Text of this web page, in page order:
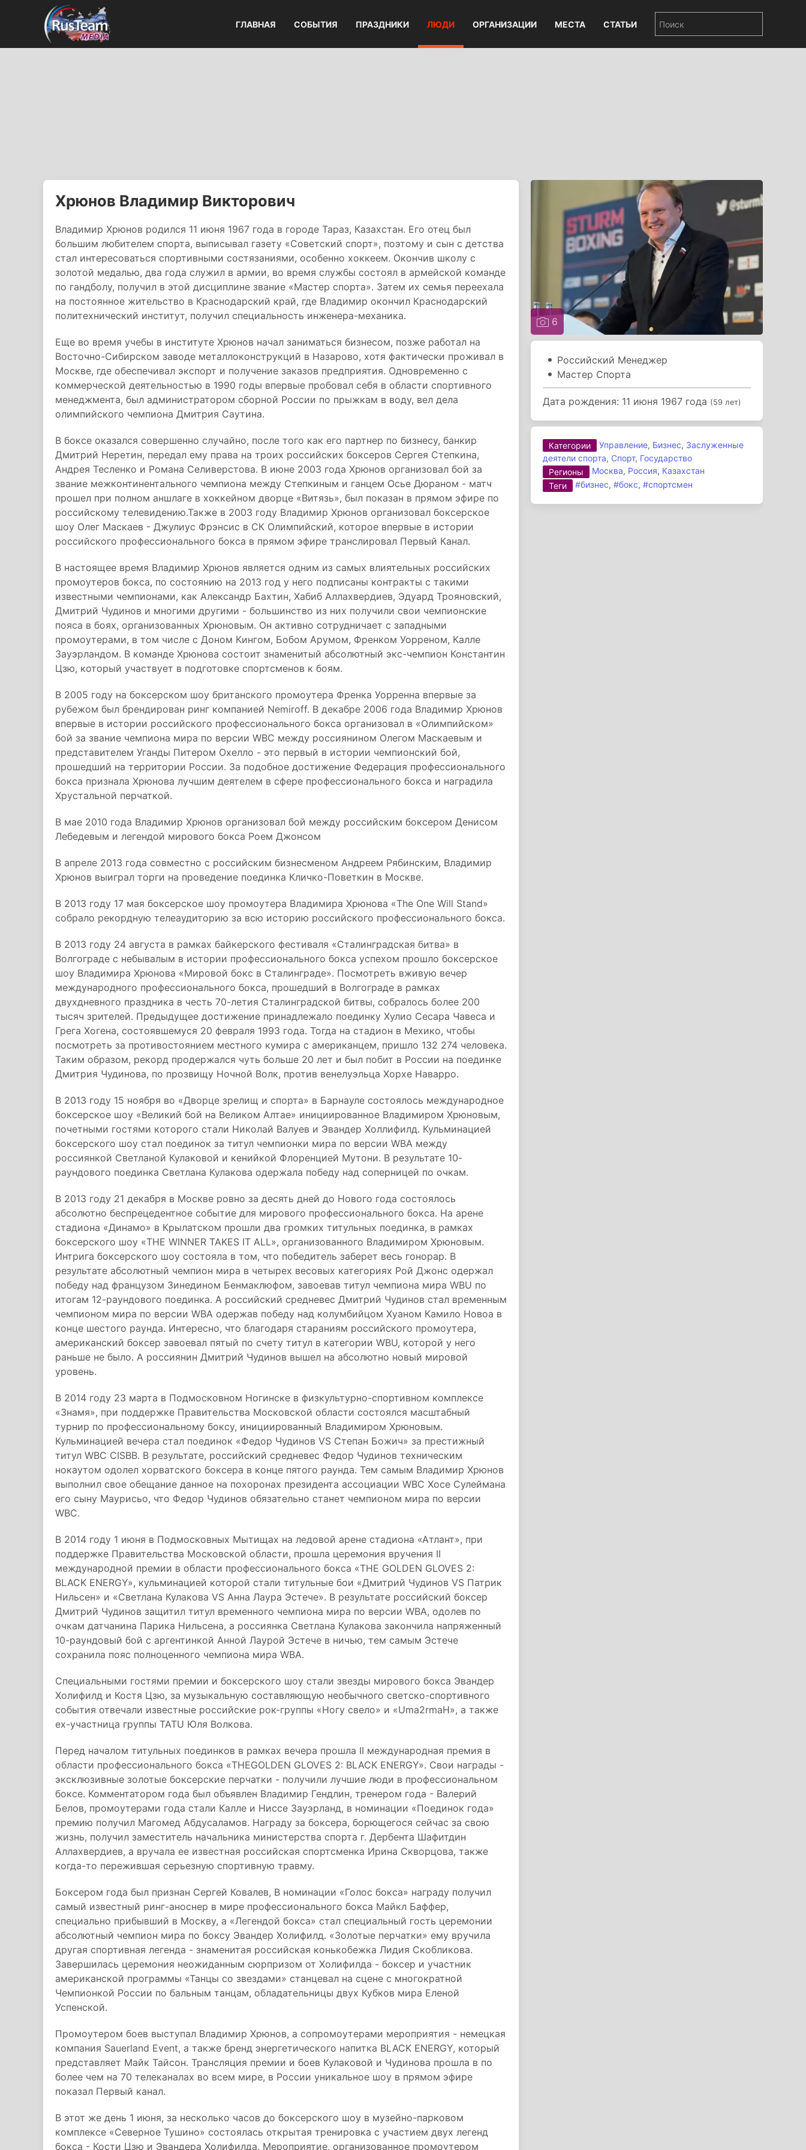
ГЛАВНАЯ СОБЫТИЯ ПРАЗДНИКИ ЛЮДИ ОРГАНИЗАЦИИ МЕСТА СТАТЬИ
Хрюнов Владимир Викторович
Владимир Хрюнов родился 11 июня 1967 года в городе Тараз, Казахстан. Его отец был
большим любителем спорта, выписывал газету «Советский спорт», поэтому и сын с детства
стал интересоваться спортивными состязаниями, особенно хоккеем. Окончив школу с
золотой медалью, два года служил в армии, во время службы состоял в армейской команде
по гандболу, получил в этой дисциплине звание «Мастер спорта». Затем их семья переехала
на постоянное жительство в Краснодарский край, где Владимир окончил Краснодарский
политехнический институт, получил специальность инженера-механика.
Еще во время учебы в институте Хрюнов начал заниматься бизнесом, позже работал на
Восточно-Сибирском заводе металлоконструкций в Назарово, хотя фактически проживал в
Москве, где обеспечивал экспорт и получение заказов предприятия. Одновременно с
коммерческой деятельностью в 1990 годы впервые пробовал себя в области спортивного
менеджмента, был администратором сборной России по прыжкам в воду, вел дела
олимпийского чемпиона Дмитрия Саутина.
В боксе оказался совершенно случайно, после того как его партнер по бизнесу, банкир
Дмитрий Неретин, передал ему права на троих российских боксеров Сергея Степкина,
Андрея Тесленко и Романа Селиверстова. В июне 2003 года Хрюнов организовал бой за
звание межконтинентального чемпиона между Степкиным и ганцем Осье Дюраном - матч
прошел при полном аншлаге в хоккейном дворце «Витязь», был показан в прямом эфире по
российскому телевидению.Также в 2003 году Владимир Хрюнов организовал боксерское
шоу Олег Маскаев - Джулиус Фрэнсис в СК Олимпийский, которое впервые в истории
российского профессионального бокса в прямом эфире транслировал Первый Канал.
В настоящее время Владимир Хрюнов является одним из самых влиятельных российских
промоутеров бокса, по состоянию на 2013 год у него подписаны контракты с такими
известными чемпионами, как Александр Бахтин, Хабиб Аллахвердиев, Эдуард Трояновский,
Дмитрий Чудинов и многими другими - большинство из них получили свои чемпионские
пояса в боях, организованных Хрюновым. Он активно сотрудничает с западными
промоутерами, в том числе с Доном Кингом, Бобом Арумом, Френком Уорреном, Калле
Зауэрландом. В команде Хрюнова состоит знаменитый абсолютный экс-чемпион Константин
Цзю, который участвует в подготовке спортсменов к боям.
В 2005 году на боксерском шоу британского промоутера Френка Уорренна впервые за
рубежом был брендирован ринг компанией Nemiroff. В декабре 2006 года Владимир Хрюнов
впервые в истории российского профессионального бокса организовал в «Олимпийском»
бой за звание чемпиона мира по версии WBC между россиянином Олегом Маскаевым и
представителем Уганды Питером Охелло - это первый в истории чемпионский бой,
прошедший на территории России. За подобное достижение Федерация профессионального
бокса признала Хрюнова лучшим деятелем в сфере профессионального бокса и наградила
Хрустальной перчаткой.
В мае 2010 года Владимир Хрюнов организовал бой между российским боксером Денисом
Лебедевым и легендой мирового бокса Роем Джонсом
В апреле 2013 года совместно с российским бизнесменом Андреем Рябинским, Владимир
Хрюнов выиграл торги на проведение поединка Кличко-Поветкин в Москве.
В 2013 году 17 мая боксерское шоу промоутера Владимира Хрюнова «The One Will Stand»
собрало рекордную телеаудиторию за всю историю российского профессионального бокса.
В 2013 году 24 августа в рамках байкерского фестиваля «Сталинградская битва» в
Волгограде с небывалым в истории профессионального бокса успехом прошло боксерское
шоу Владимира Хрюнова «Мировой бокс в Сталинграде». Посмотреть вживую вечер
международного профессионального бокса, прошедший в Волгограде в рамках
двухдневного праздника в честь 70-летия Сталинградской битвы, собралось более 200
тысяч зрителей. Предыдущее достижение принадлежало поединку Хулио Сесара Чавеса и
Грега Хогена, состоявшемуся 20 февраля 1993 года. Тогда на стадион в Мехико, чтобы
посмотреть за противостоянием местного кумира с американцем, пришло 132 274 человека.
Таким образом, рекорд продержался чуть больше 20 лет и был побит в России на поединке
Дмитрия Чудинова, по прозвищу Ночной Волк, против венелуэльца Хорхе Наварро.
В 2013 году 15 ноября во «Дворце зрелищ и спорта» в Барнауле состоялось международное
боксерское шоу «Великий бой на Великом Алтае» инициированное Владимиром Хрюновым,
почетными гостями которого стали Николай Валуев и Эвандер Холлифилд. Кульминацией
боксерского шоу стал поединок за титул чемпионки мира по версии WBA между
россиянкой Светланой Кулаковой и кенийкой Флоренцией Мутони. В результате 10-
раундового поединка Светлана Кулакова одержала победу над соперницей по очкам.
В 2013 году 21 декабря в Москве ровно за десять дней до Нового года состоялось
абсолютно беспрецедентное событие для мирового профессионального бокса. На арене
стадиона «Динамо» в Крылатском прошли два громких титульных поединка, в рамках
боксерского шоу «THE WINNER TAKES IT ALL», организованного Владимиром Хрюновым.
Интрига боксерского шоу состояла в том, что победитель заберет весь гонорар. В
результате абсолютный чемпион мира в четырех весовых категориях Рой Джонс одержал
победу над французом Зинедином Бенмаклюфом, завоевав титул чемпиона мира WBU по
итогам 12-раундового поединка. А российский средневес Дмитрий Чудинов стал временным
чемпионом мира по версии WBA одержав победу над колумбийцом Хуаном Камило Новоа в
конце шестого раунда. Интересно, что благодаря стараниям российского промоутера,
американский боксер завоевал пятый по счету титул в категории WBU, которой у него
раньше не было. А россиянин Дмитрий Чудинов вышел на абсолютно новый мировой
уровень.
В 2014 году 23 марта в Подмосковном Ногинске в физкультурно-спортивном комплексе
«Знамя», при поддержке Правительства Московской области состоялся масштабный
турнир по профессиональному боксу, инициированный Владимиром Хрюновым.
Кульминацией вечера стал поединок «Федор Чудинов VS Степан Божич» за престижный
титул WBC CISBB. В результате, российский средневес Федор Чудинов техническим
нокаутом одолел хорватского боксера в конце пятого раунда. Тем самым Владимир Хрюнов
выполнил свое обещание данное на похоронах президента ассоциации WBC Хосе Сулеймана
его сыну Маурисьо, что Федор Чудинов обязательно станет чемпионом мира по версии
WBC.
В 2014 году 1 июня в Подмосковных Мытищах на ледовой арене стадиона «Атлант», при
поддержке Правительства Московской области, прошла церемония вручения II
международной премии в области профессионального бокса «THE GOLDEN GLOVES 2:
BLACK ENERGY», кульминацией которой стали титульные бои «Дмитрий Чудинов VS Патрик
Нильсен» и «Светлана Кулакова VS Анна Лаура Эстече». В результате российский боксер
Дмитрий Чудинов защитил титул временного чемпиона мира по версии WBA, одолев по
очкам датчанина Парика Нильсена, а россиянка Светлана Кулакова закончила напряженный
10-раундовый бой с аргентинкой Анной Лаурой Эстече в ничью, тем самым Эстече
сохранила пояс полноценного чемпиона мира WBA.
Специальными гостями премии и боксерского шоу стали звезды мирового бокса Эвандер
Холифилд и Костя Цзю, за музыкальную составляющую необычного светско-спортивного
события отвечали известные российские рок-группы «Ногу свело» и «Uma2rmaH», а также
ex-участница группы TATU Юля Волкова.
Перед началом титульных поединков в рамках вечера прошла II международная премия в
области профессионального бокса «THEGOLDEN GLOVES 2: BLACK ENERGY». Свои награды -
эксклюзивные золотые боксерские перчатки - получили лучшие люди в профессиональном
боксе. Комментатором года был объявлен Владимир Гендлин, тренером года - Валерий
Белов, промоутерами года стали Калле и Ниссе Зауэрланд, в номинации «Поединок года»
премию получил Магомед Абдусаламов. Награду за боксера, борющегося сейчас за свою
жизнь, получил заместитель начальника министерства спорта г. Дербента Шафитдин
Аллахвердиев, а вручала ее известная российская спортсменка Ирина Скворцова, также
когда-то пережившая серьезную спортивную травму.
Боксером года был признан Сергей Ковалев, В номинации «Голос бокса» награду получил
самый известный ринг-аноснер в мире профессионального бокса Майкл Баффер,
специально прибывший в Москву, а «Легендой бокса» стал специальный гость церемонии
абсолютный чемпион мира по боксу Эвандер Холифилд. «Золотые перчатки» ему вручила
другая спортивная легенда - знаменитая российская конькобежка Лидия Скобликова.
Завершилась церемония неожиданным сюрпризом от Холифилда - боксер и участник
американской программы «Танцы со звездами» станцевал на сцене с многократной
Чемпионкой России по бальным танцам, обладательницы двух Кубков мира Еленой
Успенской.
Промоутером боев выступал Владимир Хрюнов, а сопромоутерами мероприятия - немецкая
компания Sauerland Event, а также бренд энергетического напитка BLACK ENERGY, который
представляет Майк Тайсон. Трансляция премии и боев Кулаковой и Чудинова прошла в по
более чем на 70 телеканалах во всем мире, в России уникальное шоу в прямом эфире
показал Первый канал.
В этот же день 1 июня, за несколько часов до боксерского шоу в музейно-парковом
комплексе «Северное Тушино» состоялась открытая тренировка с участием двух легенд
бокса - Кости Цзю и Эвандера Холифилда. Мероприятие, организованное промоутером
6
Российский Менеджер
Мастер Спорта
Дата рождения: 11 июня 1967 года (59 лет)
Категории Управление, Бизнес, Заслуженные
деятели спорта, Спорт, Государство
Регионы
Москва, Россия, Казахстан
Теги
#бизнес,#бокс,#спортсмен